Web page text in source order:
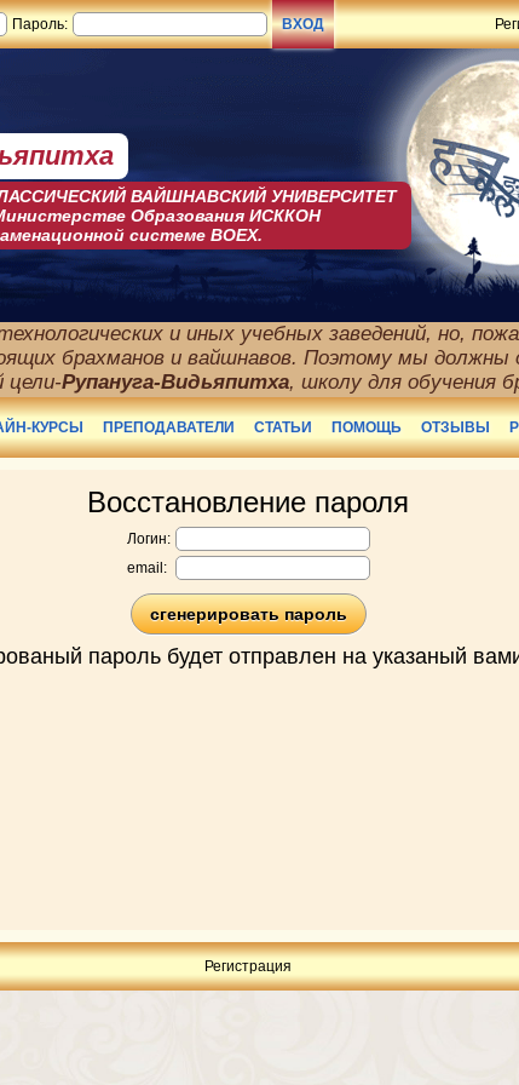
Пароль:
ВАЙШНАВСКИЙ УНИВЕРСИТЕТ
Образования ИСККОН
системе BOEX.
и иных учебных заведений, но,
брахманов и вайшнавов. Поэтому мы должны
цели-Рупануга-Видьяпитха, школу для обучения
Восстановление пароля
Логин:
email:
пароль будет отправлен на указаный
Регистрация